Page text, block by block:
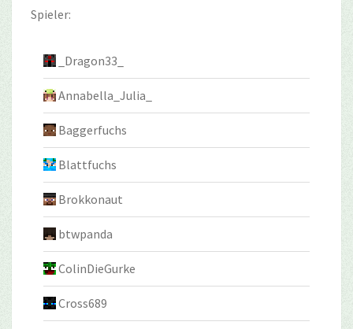
Spieler:
_Dragon33_
Annabella_Julia_
Baggerfuchs
Blattfuchs
Brokkonaut
btwpanda
ColinDieGurke
Cross689